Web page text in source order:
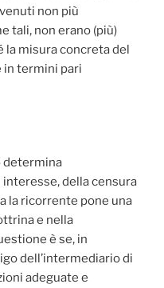
non più
tali, non erano (più)
misura concreta del
in termini pari
determina
della censura
la ricorrente pone una
e nella
è se, in
dell’intermediario di
adeguate e